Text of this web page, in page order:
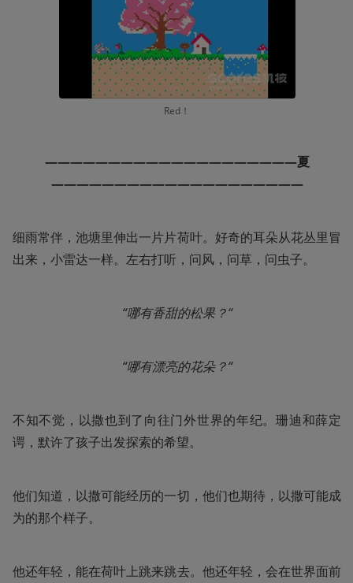
Red！
————————————————————夏
————————————————————
细雨常伴，池塘里伸出一片片荷叶。好奇的耳朵从花丛里冒
出来，小雷达一样。左右打听，问风，问草，问虫子。
“哪有香甜的松果？“
“哪有漂亮的花朵？“
不知不觉，以撒也到了向往门外世界的年纪。珊迪和薛定
谔，默许了孩子出发探索的希望。
他们知道，以撒可能经历的一切，他们也期待，以撒可能成
为的那个样子。
他还年轻，能在荷叶上跳来跳去。他还年轻，会在世界面前